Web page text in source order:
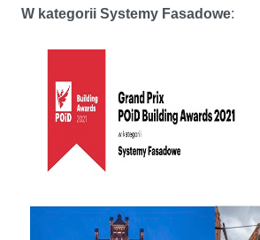
W kategorii Systemy Fasadowe: